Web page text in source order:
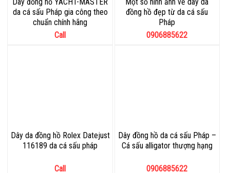
da cá sấu Pháp gia công theo
chuẩn chính hãng
Call
đồng hồ đẹp từ da cá sấu
Pháp
0906885622
Dây da đồng hồ Rolex Datejust
116189 da cá sấu pháp
Call
Dây đồng hồ da cá sấu Pháp –
Cá sấu alligator thượng hạng
0906885622